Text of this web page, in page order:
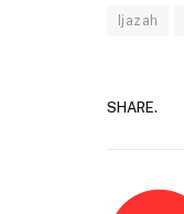
Ijazah
SHARE.